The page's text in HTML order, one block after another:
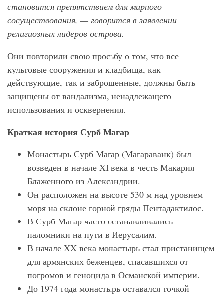
становится препятствием для мирного
сосуществования, — говорится в заявлении
религиозных лидеров острова.
Они повторили свою просьбу о том, что все
культовые сооружения и кладбища, как
действующие, так и заброшенные, должны быть
защищены от вандализма, ненадлежащего
использования и осквернения.
Краткая история Сурб Магар
Монастырь Сурб Магар (Магараванк) был
возведен в начале XI века в честь Макария
Блаженного из Александрии.
Он расположен на высоте 530 м над уровнем
моря на склоне горной гряды Пентадактилос.
В Сурб Магар часто останавливались
паломники на пути в Иерусалим.
В начале XX века монастырь стал пристанищем
для армянских беженцев, спасавшихся от
погромов и геноцида в Османской империи.
До 1974 года монастырь оставался точкой